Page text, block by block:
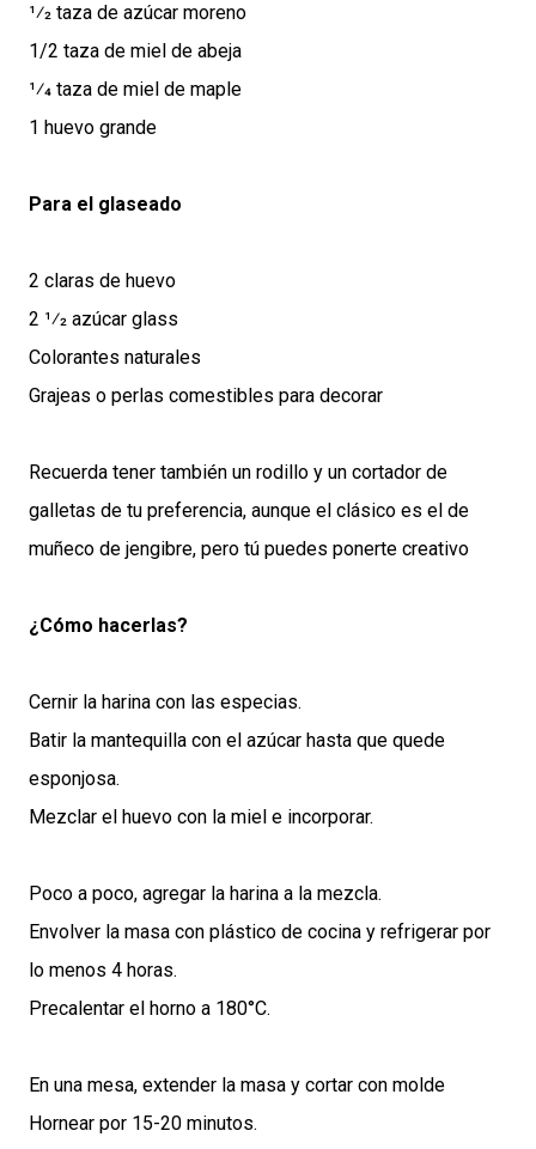
1⁄2 taza de azúcar moreno
1/2 taza de miel de abeja
1⁄4 taza de miel de maple
1 huevo grande
Para el glaseado
2 claras de huevo
2 1⁄2 azúcar glass
Colorantes naturales
Grajeas o perlas comestibles para decorar
Recuerda tener también un rodillo y un cortador de
galletas de tu preferencia, aunque el clásico es el de
muñeco de jengibre, pero tú puedes ponerte creativo
¿Cómo hacerlas?
Cernir la harina con las especias.
Batir la mantequilla con el azúcar hasta que quede
esponjosa.
Mezclar el huevo con la miel e incorporar.
Poco a poco, agregar la harina a la mezcla.
Envolver la masa con plástico de cocina y refrigerar por
lo menos 4 horas.
Precalentar el horno a 180°C.
En una mesa, extender la masa y cortar con molde
Hornear por 15-20 minutos.